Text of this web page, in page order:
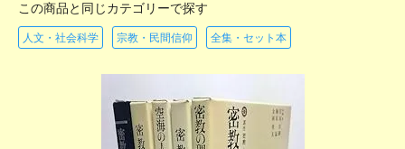
この商品と同じカテゴリーで探す
人文・社会科学 宗教・民間信仰 全集・セット本